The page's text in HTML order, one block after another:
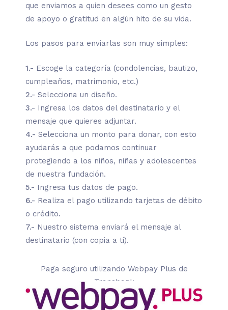
que enviamos a quien desees como un gesto
de apoyo o gratitud en algún hito de su vida.
Los pasos para enviarlas son muy simples:
1.- Escoge la categoría (condolencias, bautizo,
cumpleaños, matrimonio, etc.)
2.- Selecciona un diseño.
3.- Ingresa los datos del destinatario y el
mensaje que quieres adjuntar.
4.- Selecciona un monto para donar, con esto
ayudarás a que podamos continuar
protegiendo a los niños, niñas y adolescentes
de nuestra fundación.
5.- Ingresa tus datos de pago.
6.- Realiza el pago utilizando tarjetas de débito
o crédito.
7.- Nuestro sistema enviará el mensaje al
destinatario (con copia a ti).
Paga seguro utilizando Webpay Plus de
Transbank